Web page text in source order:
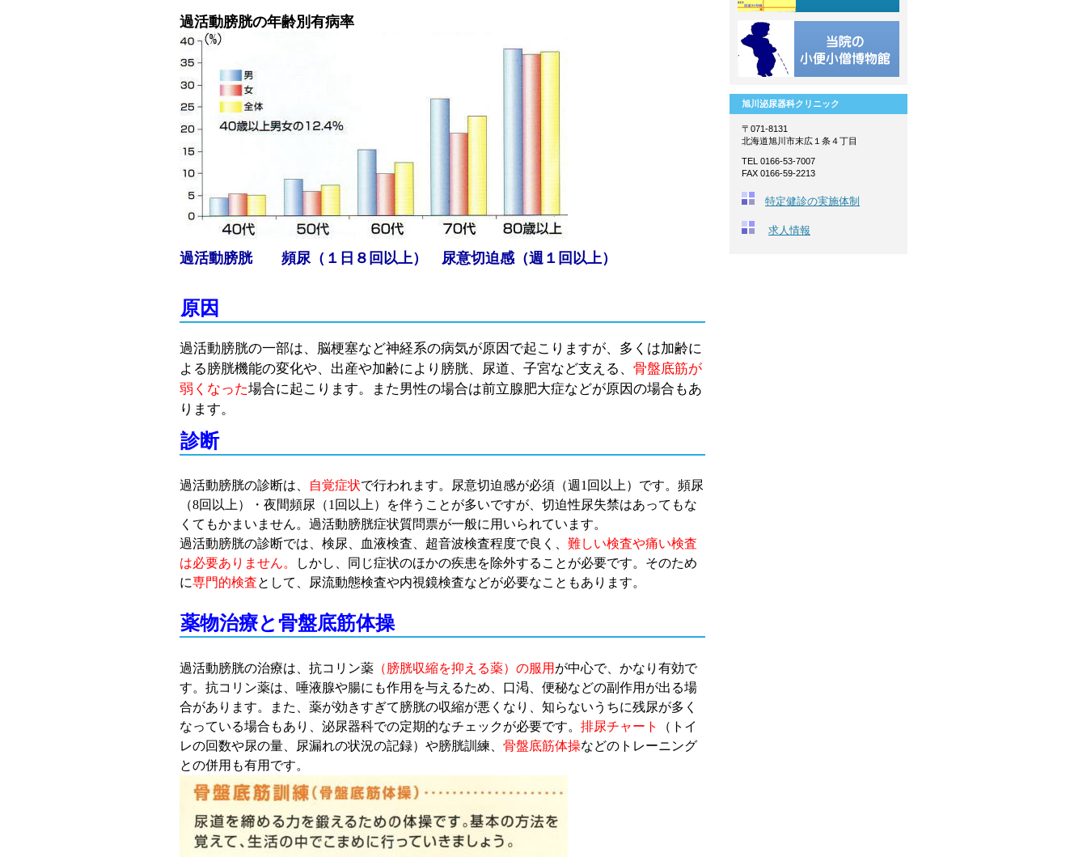
過活動膀胱の年齢別有病率
過活動膀胱 頻尿（１日８回以上） 尿意切迫感（週１回以上）
原因
過活動膀胱の一部は、脳梗塞など神経系の病気が原因で起こりますが、多くは加齢に
よる膀胱機能の変化や、出産や加齢により膀胱、尿道、子宮など支える、 骨盤底筋が
弱くなった場合に起こります。また男性の場合は前立腺肥大症などが原因の場合もあ
ります。
診断
過活動膀胱の診断は、 自覚症状で行われます。尿意切迫感が必須（週1回以上）です。頻尿
（8回以上）・夜間頻尿（1回以上）を伴うことが多いですが、切迫性尿失禁はあってもな
くてもかまいません。過活動膀胱症状質問票が一般に用いられています。
過活動膀胱の診断では、検尿、血液検査、超音波検査程度で良く、 難しい検査や痛い検査
は必要ありません。
しかし、同じ症状のほかの疾患を除外することが必要です。そのため
に専門的検査として、尿流動態検査や内視鏡検査などが必要なこともあります。
薬物治療と骨盤底筋体操
過活動膀胱の治療は、 抗コリン薬 （膀胱収縮を抑える薬）の服用 が中心で、かなり有効で
す。 抗コリン薬は、唾液腺や腸にも作用を与えるため、口渇、便秘などの副作用が出る場
合があります。また、薬が効きすぎて膀胱の収縮が悪くなり、知らないうちに残尿が多く
なっている場合もあり、泌尿器科での定期的なチェックが必要です。 排尿チャート
（トイ
レの回数や尿の量、尿漏れの状況の記録）や膀胱訓練、 骨盤底筋体操などのトレーニング
との併用も有用です。
旭川泌尿器科クリニック
〒071-8131
北海道旭川市末広１条４丁目
TEL 0166-53-7007
FAX 0166-59-2213
特定健診の実施体制
求人情報